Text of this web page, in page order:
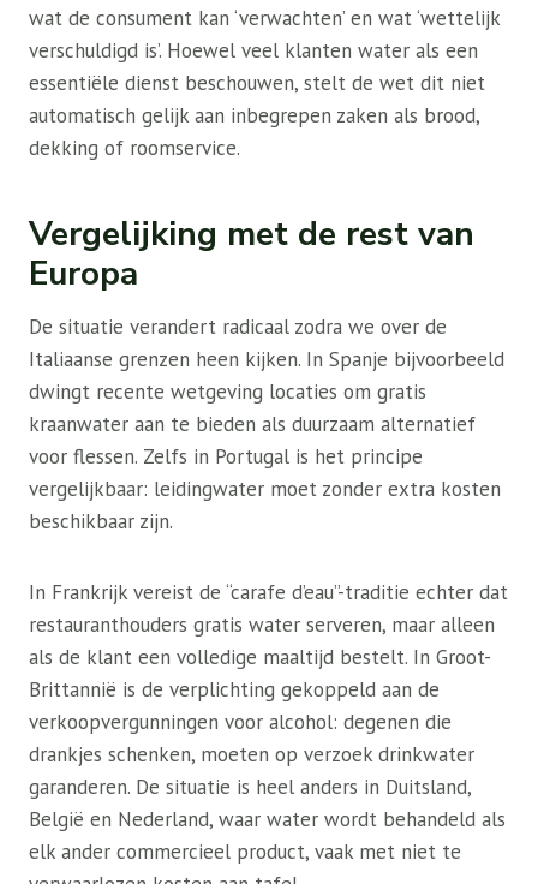
wat de consument kan ‘verwachten’ en wat ‘wettelijk
verschuldigd is’. Hoewel veel klanten water als een
essentiële dienst beschouwen, stelt de wet dit niet
automatisch gelijk aan inbegrepen zaken als brood,
dekking of roomservice.
Vergelijking met de rest van
Europa
De situatie verandert radicaal zodra we over de
Italiaanse grenzen heen kijken. In Spanje bijvoorbeeld
dwingt recente wetgeving locaties om gratis
kraanwater aan te bieden als duurzaam alternatief
voor flessen. Zelfs in Portugal is het principe
vergelijkbaar: leidingwater moet zonder extra kosten
beschikbaar zijn.
In Frankrijk vereist de “carafe d’eau”-traditie echter dat
restauranthouders gratis water serveren, maar alleen
als de klant een volledige maaltijd bestelt. In Groot-
Brittannië is de verplichting gekoppeld aan de
verkoopvergunningen voor alcohol: degenen die
drankjes schenken, moeten op verzoek drinkwater
garanderen. De situatie is heel anders in Duitsland,
België en Nederland, waar water wordt behandeld als
elk ander commercieel product, vaak met niet te